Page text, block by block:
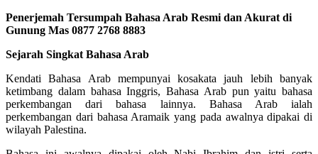
Penerjemah Tersumpah Bahasa Arab Resmi dan Akurat di
Gunung Mas 0877 2768 8883
Sejarah Singkat Bahasa Arab
Kendati Bahasa Arab mempunyai kosakata jauh lebih banyak
ketimbang dalam bahasa Inggris, Bahasa Arab pun yaitu bahasa
perkembangan dari bahasa lainnya. Bahasa Arab ialah
perkembangan dari bahasa Aramaik yang pada awalnya dipakai di
wilayah Palestina.